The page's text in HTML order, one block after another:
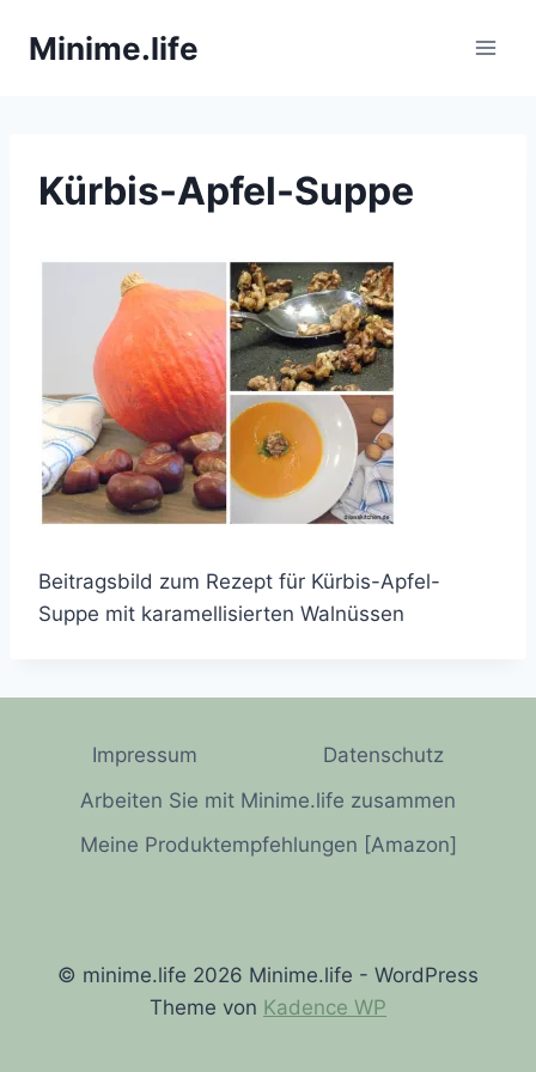
InhaltMinime.life
Kürbis-Apfel-Suppe
Beitragsbild zum Rezept für Kürbis-Apfel-
Suppe mit karamellisierten Walnüssen
Impressum
Datenschutz
Arbeiten Sie mit Minime.life zusammen
Meine Produktempfehlungen [Amazon]
© minime.life 2026 Minime.life - WordPress
Theme von Kadence WP